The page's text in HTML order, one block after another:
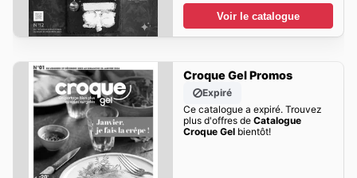
Voir le catalogue
Croque Gel Promos
Expiré
Ce catalogue a expiré. Trouvez
plus d'offres de Catalogue
Croque Gelbientôt!